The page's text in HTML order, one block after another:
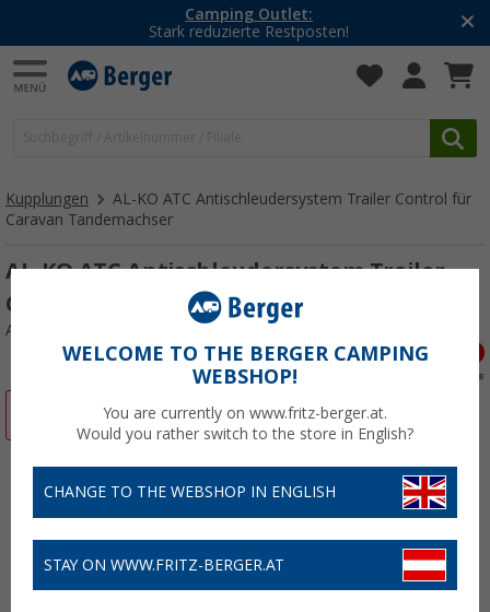
Camping Outlet:
Stark reduzierte Restposten!
Kupplungen
AL-KO ATC Antischleudersystem Trailer Control für
Caravan Tandemachser
AL-KO ATC Antischleudersystem Trailer
Control für Caravan Tandemachser
Art.-Nr.: 238740
WELCOME TO THE BERGER CAMPING
WEBSHOP!
You are currently on www.fritz-berger.at.
Would you rather switch to the store in English?
CHANGE TO THE WEBSHOP IN ENGLISH
STAY ON WWW.FRITZ-BERGER.AT